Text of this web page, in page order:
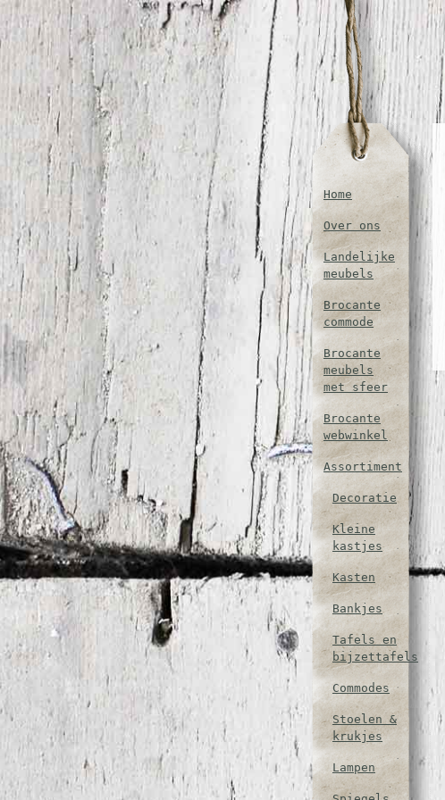
Home
Over ons
Landelijke
meubels
Brocante
commode
Brocante
meubels
met sfeer
Brocante
webwinkel
Assortiment
Decoratie
Kleine
kastjes
Kasten
Bankjes
Tafels en
bijzettafels
Commodes
Stoelen &
krukjes
Lampen